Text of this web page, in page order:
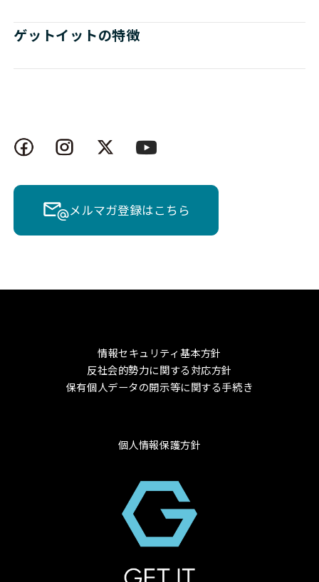
ゲットイットの特徴
メルマガ登録はこちら
情報セキュリティ基本方針
反社会的勢力に関する対応方針
保有個人データの開示等に関する手続き
個人情報保護方針